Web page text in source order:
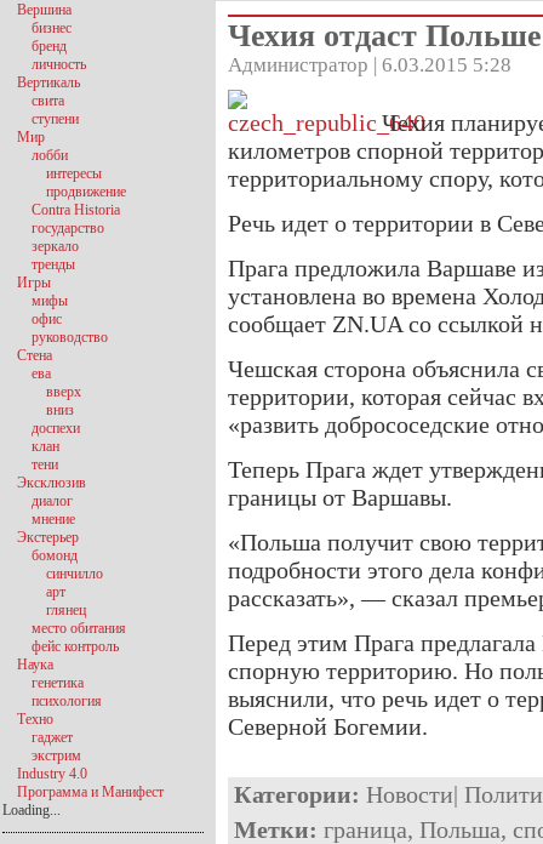
Чехия отдаст
Администратор | 6.03.2015 5:28
Чехия
километров спорной
территориальному спору,
Речь идет о территории в
Прага предложила Варшаве
установлена во времена
сообщает ZN.UA со ссылкой
Чешская сторона объяснила
территории, которая сейчас
«развить добрососедские
Теперь Прага ждет
границы от Варшавы.
«Польша получит свою
подробности этого дела
рассказать», — сказал
Перед этим Прага
спорную территорию. Но
выяснили, что речь идет о
Северной Богемии.
Категории: Новости|
Метки: граница, Польша,
Вершина
бизнес
бренд
личность
Вертикаль
свита
ступени
Мир
лобби
интересы
продвижение
Contra Historia
государство
зеркало
тренды
Игры
мифы
офис
руководство
Стена
ева
вверх
вниз
доспехи
клан
тени
Эксклюзив
диалог
мнение
Экстерьер
бомонд
синчилло
арт
глянец
место обитания
фейс контроль
Наука
генетика
психология
Техно
гаджет
экстрим
Industry 4.0
Программа и Манифест
Loading...